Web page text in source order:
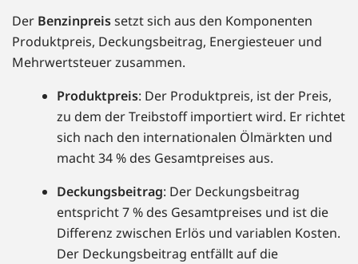
Der Benzinpreissetzt sich aus den Komponenten
Produktpreis, Deckungsbeitrag, Energiesteuer und
Mehrwertsteuer zusammen.
Produktpreis: Der Produktpreis, ist der Preis,
zu dem der Treibstoff importiert wird. Er richtet
sich nach den internationalen Ölmärkten und
macht 34 % des Gesamtpreises aus.
Deckungsbeitrag: Der Deckungsbeitrag
entspricht 7 % des Gesamtpreises und ist die
Differenz zwischen Erlös und variablen Kosten.
Der Deckungsbeitrag entfällt auf die